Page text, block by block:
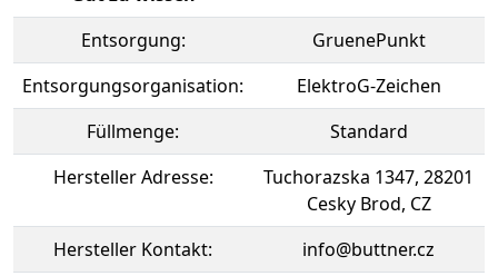
Entsorgung:
GruenePunkt
Entsorgungsorganisation:
ElektroG-Zeichen
Füllmenge:
Standard
Hersteller Adresse:
Tuchorazska 1347, 28201
Cesky Brod, CZ
Hersteller Kontakt:
info@buttner.cz